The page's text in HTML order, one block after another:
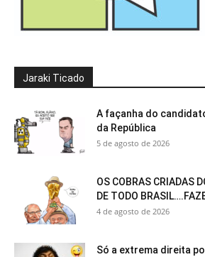
Jaraki Ticado
A façanha do
da República
5 de agosto de 2026
OS COBRAS CRIADAS
DE TODO
4 de agosto de 2026
Só a extrema direita